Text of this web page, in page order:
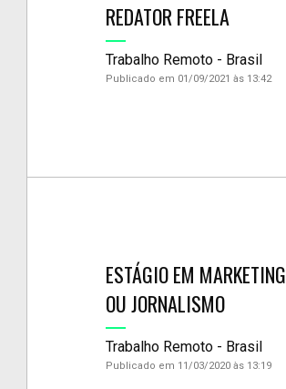
REDATOR FREELA
Trabalho Remoto - Brasil
Publicado em 01/09/2021 às 13:42
ESTÁGIO EM MARKETING
OU JORNALISMO
Trabalho Remoto - Brasil
Publicado em 11/03/2020 às 13:19